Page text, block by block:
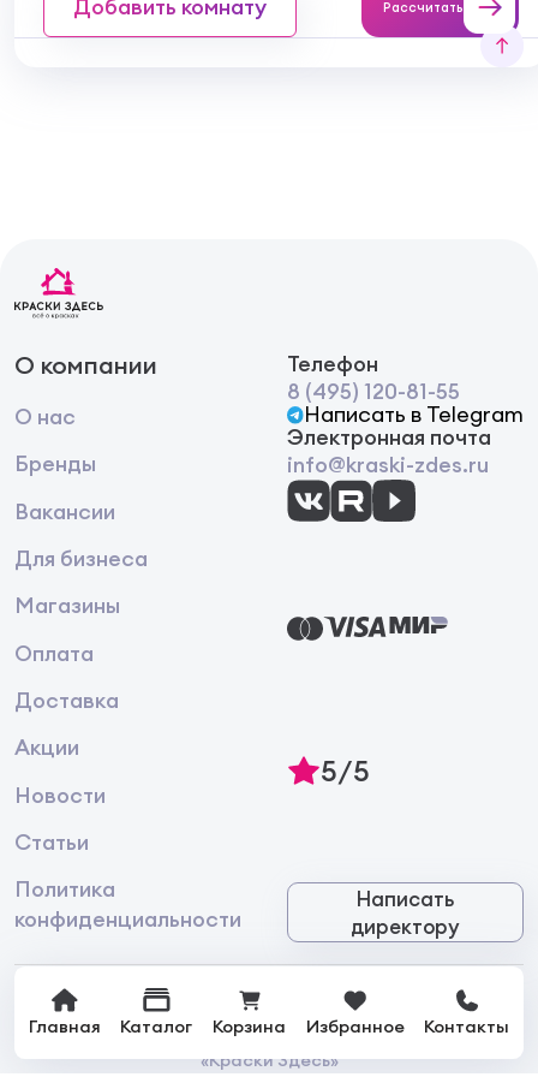
Главная Каталог Корзина Избранное Контакты
Добавить комнату Рассчитать
О компании
О нас
Бренды
Вакансии
Для бизнеса
Магазины
Оплата
Доставка
Акции
Новости
Статьи
Политика
конфиденциальности
Телефон
8 (495) 120-81-55
Написать в Telegram
Электронная почта
info@kraski-zdes.ru
5/5
Написать
директору
© 2026 Интернет-магазин лакокрасочной продукции
«Краски Здесь»